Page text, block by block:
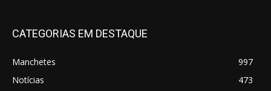
CATEGORIAS EM DESTAQUE
Manchetes
997
Notícias
473